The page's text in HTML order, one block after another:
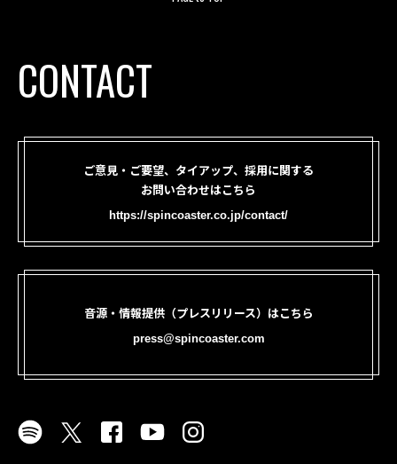
CONTACT
ご意見・ご要望、タイアップ、採用に関する
お問い合わせはこちら
https://spincoaster.co.jp/contact/
音源・情報提供（プレスリリース）はこちら
press@spincoaster.com